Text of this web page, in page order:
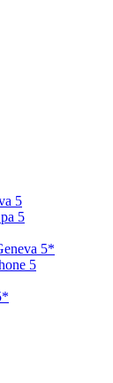
5
5
5*
5